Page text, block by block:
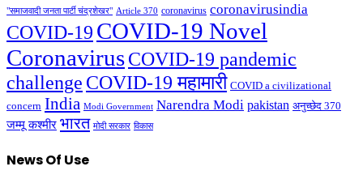
"समाजवादी जनता पार्टी चंद्रशेखर" Article 370 coronavirus coronavirusindia
COVID-19 COVID-19 Novel
CoronavirusCOVID-19 pandemic
challenge COVID-19 महामारी COVID a civilizational
concern India Modi Government Narendra Modi pakistan अनुच्छेद 370
जम्मू कश्मीर भारत मोदी सरकार विकास
News Of Use